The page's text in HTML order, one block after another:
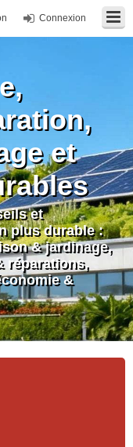
Connexion
et
et
plus durable :
& jardinage,
réparations,
&